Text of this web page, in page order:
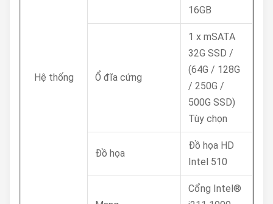
Hệ thống
16GB
Ổ đĩa cứng
1 x mSATA
32G SSD /
(64G / 128G
/ 250G /
500G SSD)
Tùy chọn
Đồ họa
Đồ họa HD
Intel 510
Cổng Intel®